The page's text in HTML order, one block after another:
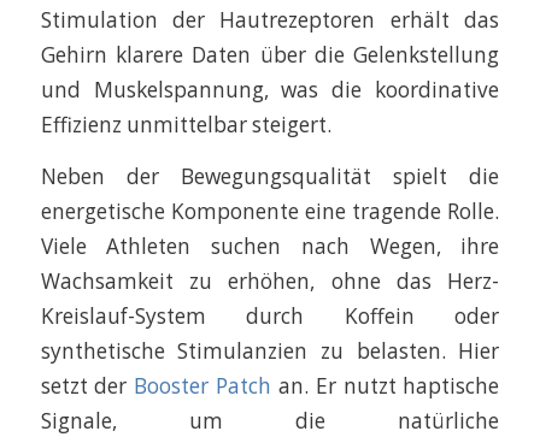
Stimulation der Hautrezeptoren erhält das
Gehirn klarere Daten über die Gelenkstellung
und Muskelspannung, was die koordinative
Effizienz unmittelbar steigert.
Neben der Bewegungsqualität spielt die
energetische Komponente eine tragende Rolle.
Viele Athleten suchen nach Wegen, ihre
Wachsamkeit zu erhöhen, ohne das Herz-
Kreislauf-System durch Koffein oder
synthetische Stimulanzien zu belasten. Hier
setzt der Booster Patch an. Er nutzt haptische
Signale, um die natürliche